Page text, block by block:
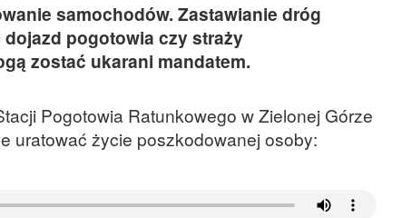
samochodów. Zastawianie dróg
pogotowia czy straży
zostać ukarani mandatem.
Pogotowia Ratunkowego w Zielonej Górze
uratować życie poszkodowanej osoby: